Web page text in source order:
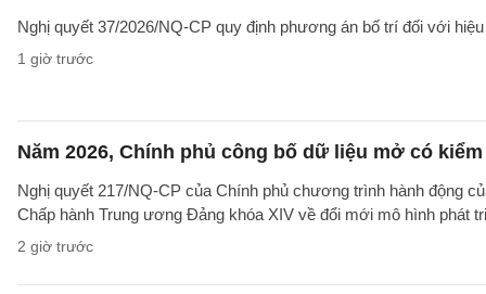
Nghị quyết 37/2026/NQ-CP quy định phương án bố trí đối với
1 giờ trước
Năm 2026, Chính phủ công bố dữ liệu mở có
Nghị quyết 217/NQ-CP của Chính phủ chương trình hành động
Chấp hành Trung ương Đảng khóa XIV về đổi mới mô hình phát
2 giờ trước